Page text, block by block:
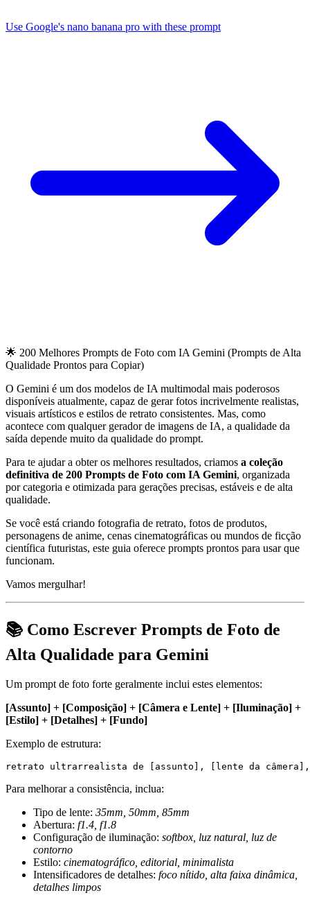
Use Google's nano banana pro with these prompt
🌟 200 Melhores Prompts de Foto com IA Gemini (Prompts de Alta
Qualidade Prontos para Copiar)
O Gemini é um dos modelos de IA multimodal mais poderosos
disponíveis atualmente, capaz de gerar fotos incrivelmente realistas,
visuais artísticos e estilos de retrato consistentes. Mas, como
acontece com qualquer gerador de imagens de IA, a qualidade da
saída depende muito da qualidade do prompt.
Para te ajudar a obter os melhores resultados, criamos a coleção
definitiva de 200 Prompts de Foto com IA Gemini, organizada
por categoria e otimizada para gerações precisas, estáveis e de alta
qualidade.
Se você está criando fotografia de retrato, fotos de produtos,
personagens de anime, cenas cinematográficas ou mundos de ficção
científica futuristas, este guia oferece prompts prontos para usar que
funcionam.
Vamos mergulhar!
📚 Como Escrever Prompts de Foto de
Alta Qualidade para Gemini
Um prompt de foto forte geralmente inclui estes elementos:
[Assunto] + [Composição] + [Câmera e Lente] + [Iluminação] +
[Estilo] + [Detalhes] + [Fundo]
Exemplo de estrutura:
Para melhorar a consistência, inclua:
Tipo de lente: 35mm, 50mm, 85mm
Abertura: f1.4, f1.8
Configuração de iluminação: softbox, luz natural, luz de
contorno
Estilo: cinematográfico, editorial, minimalista
Intensificadores de detalhes: foco nítido, alta faixa dinâmica,
detalhes limpos